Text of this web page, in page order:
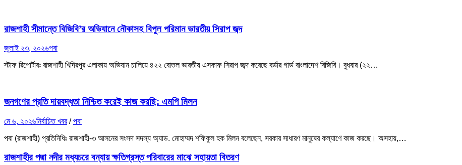
রাজশাহী সীমান্তে বিজিবি’র অভিযানে নৌকাসহ বিপুল পরিমান ভারতীয় সিরাপ জব্দ
জুলাই ২৩, ২০২৬পবা
স্টাফ রিপোর্টারঃ রাজশাহী খিদিরপুর এলাকায় অভিযান চালিয়ে ৪২২ বোতল ভারতীয় এসকাফ সিরাপ জব্দ করেছে বর্ডার গার্ড বাংলাদেশ বিজিবি। বুধবার (২২…
জনগণের প্রতি দায়বদ্ধতা নিশ্চিত করেই কাজ করছি: এমপি মিলন
মে ৬, ২০২৬নির্বাচিত খবর/পবা
পবা (রাজশাহী) প্রতিনিধিঃ রাজশাহী-৩ আসনের সংসদ সদস্য অ্যাড. মোহাম্মদ শফিকুল হক মিলন বলেছেন, সরকার সাধারণ মানুষের কল্যাণে কাজ করছে। অসহায়,…
রাজশাহীর পদ্মা নদীর মধ্যচরে বন্যায় ক্ষতিগ্রস্ত পরিবারের মাঝে সহায়তা বিতরণ